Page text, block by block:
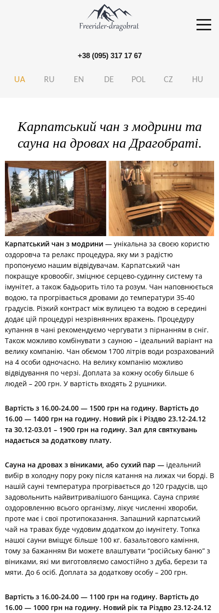
+38 (095) 317 17 67
UA RU EN DE POL CZ HU
Карпатський чан з модрини та
сауна на дровах на Драгобраті.
Карпатський чан з модрини — унікальна за своєю користю
оздоровча та релакс процедура, яку ми з радістю
пропонуємо нашим відвідувачам. Карпатський чан
покращуе кровообіг, зміцнює серцево-судинну систему та
імунітет, а також бадьорить тіло та розум. Чан наповнюється
водою, та прогрівається дровами до температури 35-40
градусів. Різкий контраст між вулицею та водою в середині
додає цій процедурі незрівнянних вражень. Процедуру
купання в чані рекомендуємо чергувати з пірнанням в сніг.
Також можливо комбінувати з сауною – ідеальний варіант на
велику компанію. Чан обємом 1700 літрів води розрахований
на 4 особи одночасно. На велику компанію можливо
відвідування по черзі. Доплата за кожну особу більше 6
людей – 200 грн. У вартість входять 2 рушники.
Вартість з 16.00-24.00 — 1500 грн на годину. Вартість до
16.00 — 1400 грн на годину. Новий рік і Різдво 23.12-24.12
та 30.12-03.01 – 1900 грн на годину. Зал для святкувань
надається за додаткову плату.
Сауна на дровах з віниками, або сухий пар — ідеальний
вибір в холодну пору року після катання на лижах чи борді. В
нашій сауні температура прогрівається до 120 градусів, що
задовольнить найвитривалішого банщика. Сауна сприяє
оздоровленню всього організму, лікує численні хвороби,
проте має і свої протипоказання. Запашний карпатський
чай на травах буде чудовим додатком до імунітету. Топка
нашої сауни вміщує більше 100 кг. базальтового каміння,
тому за бажанням Ви можете влаштувати “російську баню” з
віниками, які ми виготовляємо самостійно з дуба, берези та
мяти. До 6 осіб. Доплата за додаткову особу – 200 грн.
Вартість з 16.00-24.00 — 1100 грн на годину. Вартість до
16.00 — 1000 грн на годину. Новий рік та Різдво 23.12-24.12